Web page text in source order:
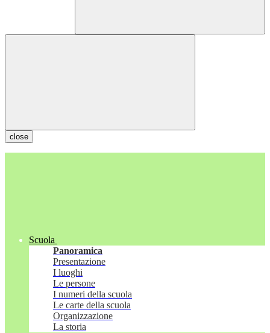
close
Scuola
Panoramica
Presentazione
I luoghi
Le persone
I numeri della scuola
Le carte della scuola
Organizzazione
La storia